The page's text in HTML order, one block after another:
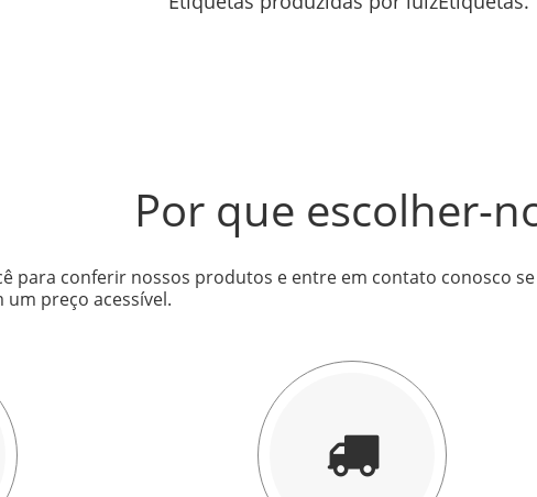
Por que escolher-
para conferir nossos produtos e entre em contato conosco
preço acessível.